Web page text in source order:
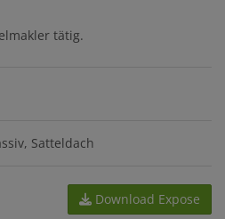
tätig.
Satteldach
Download Expose